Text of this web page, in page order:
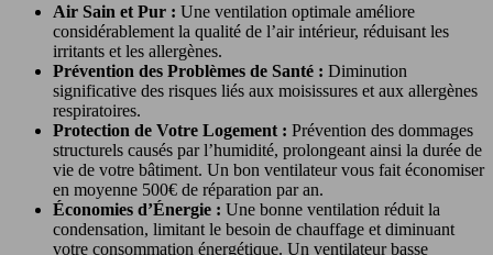
Air Sain et Pur : Une ventilation optimale améliore
considérablement la qualité de l’air intérieur, réduisant les
irritants et les allergènes.
Prévention des Problèmes de Santé : Diminution
significative des risques liés aux moisissures et aux allergènes
respiratoires.
Protection de Votre Logement : Prévention des dommages
structurels causés par l’humidité, prolongeant ainsi la durée de
vie de votre bâtiment. Un bon ventilateur vous fait économiser
en moyenne 500€ de réparation par an.
Économies d’Énergie : Une bonne ventilation réduit la
condensation, limitant le besoin de chauffage et diminuant
votre consommation énergétique. Un ventilateur basse